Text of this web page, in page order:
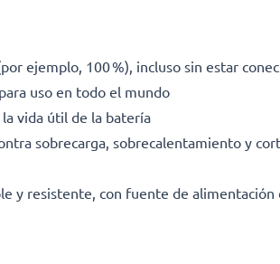
ejemplo, 100 %), incluso sin estar
uso en todo el mundo
vida útil de la batería
sobrecarga, sobrecalentamiento y
y resistente, con fuente de alimentación